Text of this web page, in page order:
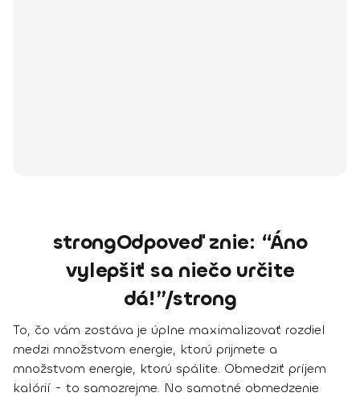
strongOdpoveď znie: “Áno
vylepšiť sa niečo určite
dá!”/strong
To, čo vám zostáva je úplne maximalizovať rozdiel
medzi množstvom energie, ktorú prijmete a
množstvom energie, ktorú spálite. Obmedziť príjem
kalórií - to samozrejme. No samotné obmedzenie